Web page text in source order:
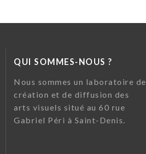
QUI SOMMES-NOUS ?
Nous sommes un laboratoire de
création et de diffusion des
arts visuels situé au 60 rue
Gabriel Péri à Saint-Denis.